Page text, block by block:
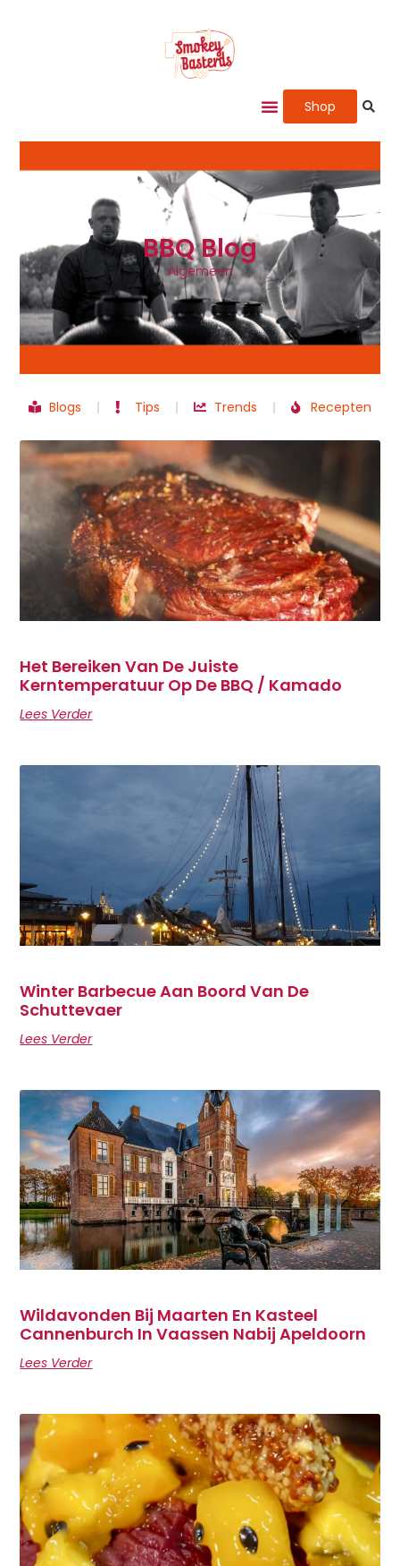
Shop
BBQ Blog
Algemeen
Blogs Tips Trends Recepten
Het Bereiken Van De Juiste
Kerntemperatuur Op De BBQ / Kamado
Lees Verder
Winter Barbecue Aan Boord Van De
Schuttevaer
Lees Verder
Wildavonden Bij Maarten En Kasteel
Cannenburch In Vaassen Nabij Apeldoorn
Lees Verder